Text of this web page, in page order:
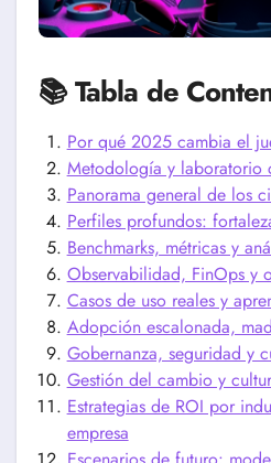
📚 Tabla de
Por qué 2025 cambia el
Metodología y laboratorio
Panorama general de los
Perfiles profundos:
Benchmarks, métricas y
Observabilidad, FinOps y
Casos de uso reales y
Adopción escalonada,
Gobernanza, seguridad y
Gestión del cambio y
Estrategias de ROI por
empresa